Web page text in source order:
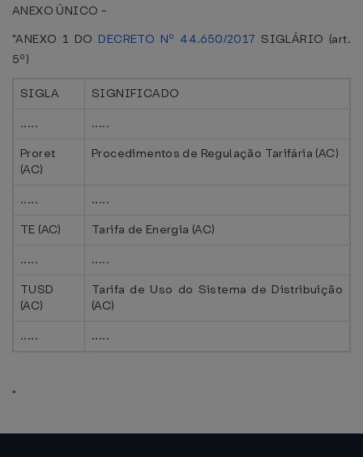
ANEXO ÚNICO -
"ANEXO 1 DO DECRETO Nº 44.650/2017 SIGLÁRIO (art.
5º)
SIGLA
SIGNIFICADO
.....
.....
Proret
(AC)
Procedimentos de Regulação Tarifária (AC)
.....
.....
TE (AC)
Tarifa de Energia (AC)
.....
.....
TUSD
(AC)
Tarifa de Uso do Sistema de Distribuição
(AC)
.....
.....
"